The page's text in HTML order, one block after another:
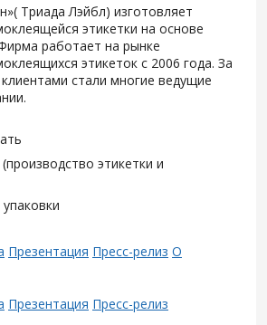
Триада Лэйбл) изготовляет
этикетки на основе
работает на рынке
этикеток с 2006 года. За
стали многие ведущие
этикетки и
Презентация Пресс-релиз О
Презентация Пресс-релиз